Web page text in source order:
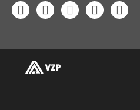
FacebookLinkedIn YouTube InstagramTwitter